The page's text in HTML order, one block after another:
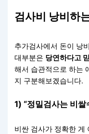
검사비 낭비하
추가검사에서 돈이 낭
대부분은 당연하다고
해서 습관적으로 하는
지 구분해보겠습니다.
1) “정밀검사는 비
비싼 검사가 정확한 게